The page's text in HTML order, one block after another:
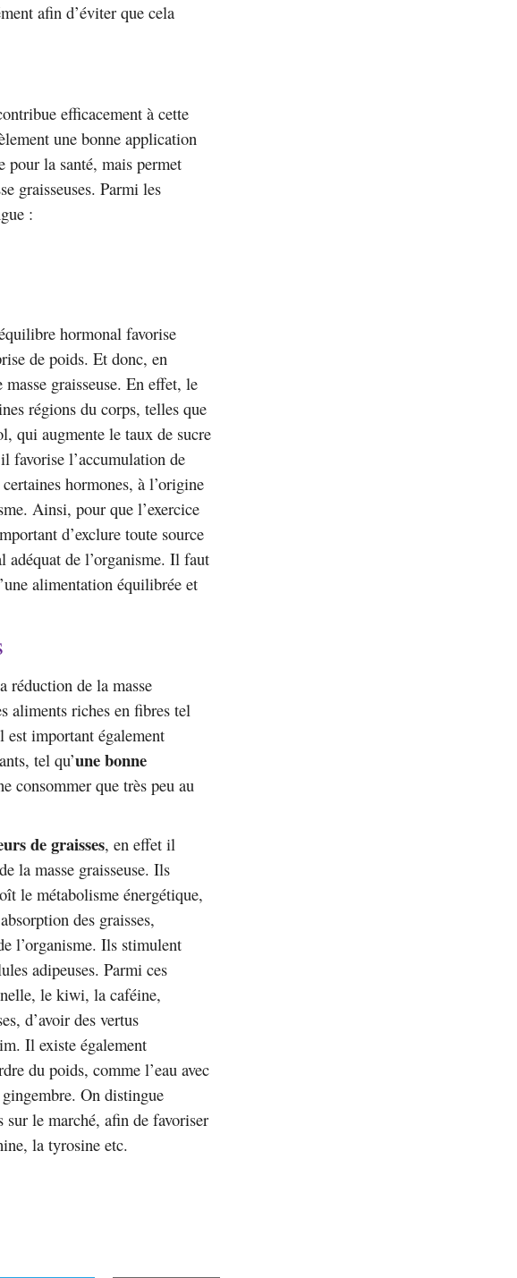
afin d’éviter que cela
efficacement à cette
une bonne application
pour la santé, mais permet
graisseuses. Parmi les
:
hormonal favorise
de poids. Et donc, en
graisseuse. En effet, le
régions du corps, telles que
qui augmente le taux de sucre
favorise l’accumulation de
hormones, à l’origine
Ainsi, pour que l’exercice
d’exclure toute source
adéquat de l’organisme. Il faut
alimentation équilibrée et
réduction de la masse
aliments riches en fibres tel
important également
tel qu’une bonne
consommer que très peu au
de graisses, en effet il
la masse graisseuse. Ils
le métabolisme énergétique,
des graisses,
l’organisme. Ils stimulent
adipeuses. Parmi ces
le kiwi, la caféine,
d’avoir des vertus
Il existe également
du poids, comme l’eau avec
On distingue
sur le marché, afin de favoriser
la tyrosine etc.